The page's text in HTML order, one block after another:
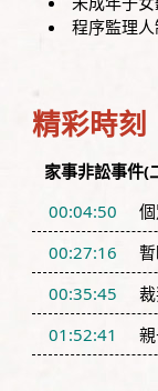
程序監理
精彩時刻
家事非訟事件(
00:04:50
00:27:16
00:35:45
01:52:41